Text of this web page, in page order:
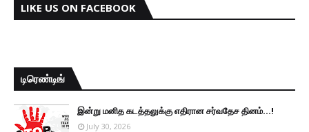
LIKE US ON FACEBOOK
டிரெண்டிங்
இன்று மனித கடத்தலுக்கு எதிரான சர்வதேச தினம்...!
July 30, 2026